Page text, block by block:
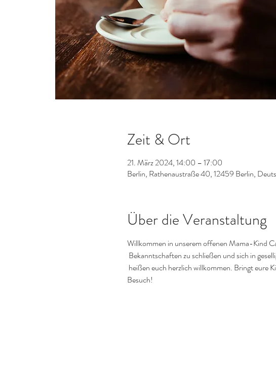
Zeit & Ort
21. März 2024, 14:00 – 17:00
Berlin, Rathenaustraße 40, 12459 Berlin,
Über die Veranstaltung
Willkommen in unserem offenen Mama-Kind
Bekanntschaften zu schließen und sich in
heißen euch herzlich willkommen. Bringt eure
Besuch!